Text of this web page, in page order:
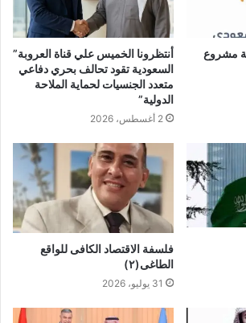
مشروع
أنتظرونا الخميس علي قناة العروبة”
السعودية تقود تحالف بحري دفاعي
متعدد الجنسيات لحماية الملاحة
الدولية”
2 أغسطس، 2026
فلسفة الاقتصاد الكافى للواقع
الطاغى(٢)
31 يوليو، 2026